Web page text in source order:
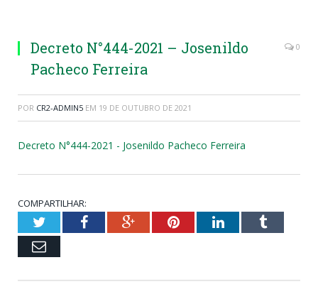
Decreto N°444-2021 – Josenildo
Pacheco Ferreira
0
POR CR2-ADMIN5 EM 19 DE OUTUBRO DE 2021
Decreto N°444-2021 - Josenildo Pacheco Ferreira
COMPARTILHAR:
TwitterFacebookGoogle+PinterestLinkedInTumblr
Email